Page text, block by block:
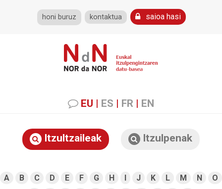
honi buruz kontaktua saioa hasi
EU | ES | FR | EN
Itzultzaileak Itzulpenak
A B C D E F G H I J K L M N
O